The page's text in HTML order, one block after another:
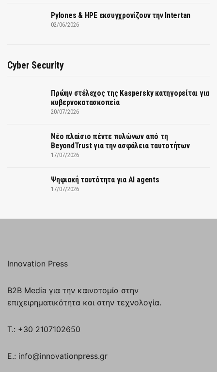
Pylones & HPE εκσυγχρονίζουν την Intertan
02/06/2026
Cyber Security
Πρώην στέλεχος της Kaspersky κατηγορείται για
κυβερνοκατασκοπεία
20/07/2026
Νέο πλαίσιο πέντε πυλώνων από τη
BeyondTrust για την ασφάλεια ταυτοτήτων
17/07/2026
Ψηφιακή ταυτότητα για AI agents
17/07/2026
Innovation Press
B2B Media για την καινοτομία στην
επιχειρηματικότητα και στην τεχνολογία.
T.: +30 2107102650
E.: info@innovationpress.gr